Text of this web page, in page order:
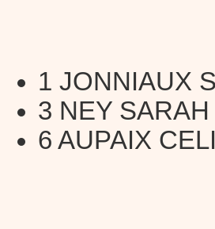
1 JONNIAUX
3 NEY SARAH
6 AUPAIX